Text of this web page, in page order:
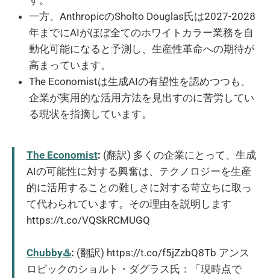
一方、AnthropicのSholto Douglas氏は2027-2028
年までにAIがほぼ全てのホワイトカラー業務を自
動化可能になると予測し、生産性革命への期待が
高まっています。
The Economistは生成AIの有望性を認めつつも、
企業が実用的な活用方法を見出すのに苦労してい
る現状を指摘しています。
The Economist: (翻訳) 多くの企業にとって、生成
AIの可能性に対する興奮は、テクノロジーを生産
的に活用することの難しさに対する苛立ちに取っ
て代わられています。その理由を説明します
https://t.co/VQSkRCMUGQ
Chubby♨️: (翻訳) https://t.co/f5jZzbQ8Tb アンス
ロピックのショルト・ダグラス氏：「現時点で